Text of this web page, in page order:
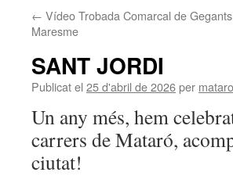
← Vídeo Trobada Comarcal de
Maresme
SANT JORDI
Publicat el 25 d'abril de 2026per
Un any més, hem
carrers de Mataró,
ciutat!